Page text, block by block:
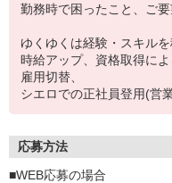
勤務時で困ったこと、ご
ゆくゆくは経験・スキル
時給アップ、資格取得に
雇用切替、
シエロでの正社員登用(営
応募方法
■WEB応募の場合